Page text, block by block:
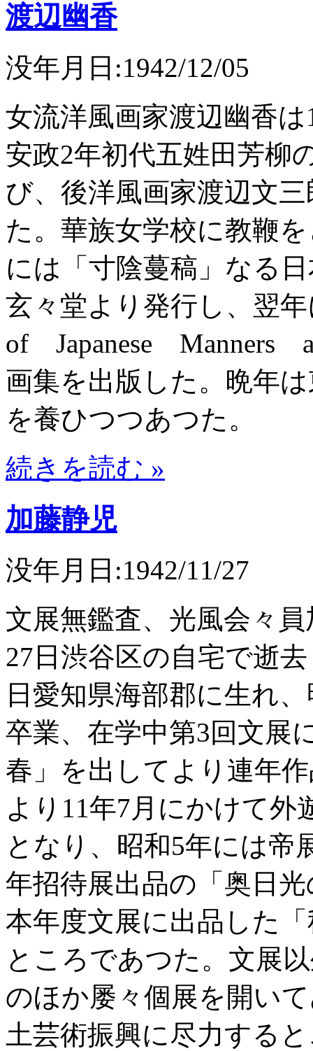
渡辺幽香
没年月日:1942/12/05
女流洋風画家渡辺幽香
安政2年初代五姓田芳柳
び、後洋風画家渡辺文
た。華族女学校に教鞭
には「寸陰蔓稿」なる
玄々堂より発行し、
of Japanese Manners
画集を出版した。晩年
を養ひつつあつた。
続きを読む »
加藤静児
没年月日:1942/11/27
文展無鑑査、光風会々
27日渋谷区の自宅で逝
日愛知県海部郡に生れ
卒業、在学中第3回文展
春」を出してより連年
より11年7月にかけて外
となり、昭和5年には帝
年招待展出品の「奥日
本年度文展に出品した
ところであつた。文展
のほか屡々個展を開い
土芸術振興に尽力する